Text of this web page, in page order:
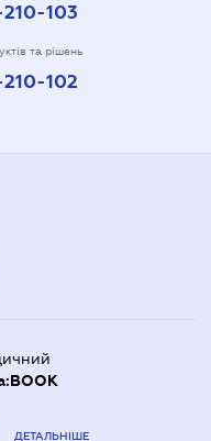
103
та рішень
102
ДЕТАЛЬНІШЕ